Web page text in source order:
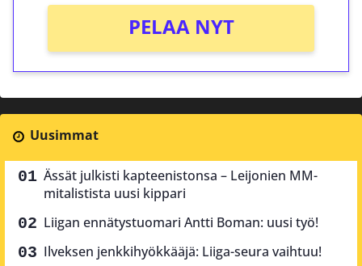
PELAA NYT
Uusimmat
Ässät julkisti kapteenistonsa – Leijonien MM-
mitalistista uusi kippari
Liigan ennätystuomari Antti Boman: uusi työ!
Ilveksen jenkkihyökkääjä: Liiga-seura vaihtuu!